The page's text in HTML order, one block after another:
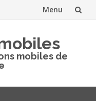
Menu
mobiles de